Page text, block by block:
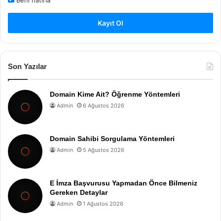
Kayıt Ol
Son Yazılar
Domain Kime Ait? Öğrenme Yöntemleri
Admin 6 Ağustos 2026
Domain Sahibi Sorgulama Yöntemleri
Admin 5 Ağustos 2026
E İmza Başvurusu Yapmadan Önce Bilmeniz
Gereken Detaylar
Admin 1 Ağustos 2026